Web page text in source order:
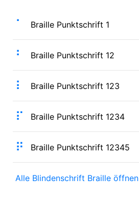
⠁ Braille Punktschrift 1
⠃ Braille Punktschrift 12
⠇ Braille Punktschrift 123
⠏ Braille Punktschrift 1234
⠟ Braille Punktschrift 12345
Alle Blindenschrift Braille öffnen